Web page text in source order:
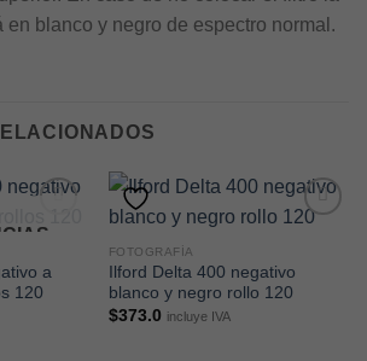
en blanco y negro de espectro normal.
a
120
FOTOGRAFÍA
Ilford Delta 400 negativo
blanco y negro rollo 120
$373.0 incluye IVA